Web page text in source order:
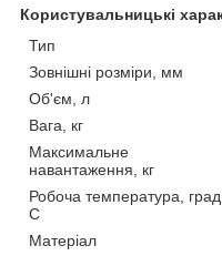
Користувальницькі
Тип
Зовнішні розміри, мм
Об'єм, л
Вага, кг
Максимальне
навантаження, кг
Робоча температура, град.
С
Матеріал